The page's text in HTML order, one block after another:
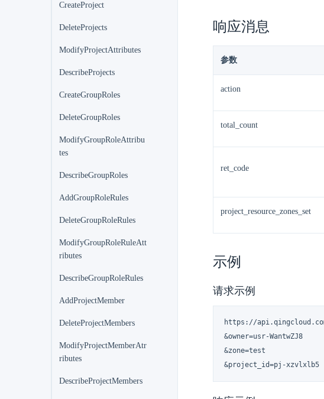
CreateProject
DeleteProjects
ModifyProjectAttributes
DescribeProjects
CreateGroupRoles
DeleteGroupRoles
ModifyGroupRoleAttribu
tes
DescribeGroupRoles
AddGroupRoleRules
DeleteGroupRoleRules
ModifyGroupRoleRuleAtt
ributes
DescribeGroupRoleRules
AddProjectMember
DeleteProjectMembers
ModifyProjectMemberAtr
ributes
DescribeProjectMembers
响应消息
参数
action
total_count
ret_code
project_resource_zones_set
示例
请求示例
https://
&owner=usr-WantwZJ8
&zone=test
&project_id=pj-xzvlxlb5